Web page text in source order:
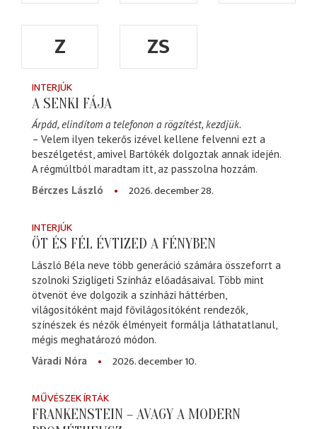
Z
ZS
INTERJÚK
A SENKI FÁJA
Árpád, elindítom a telefonon a rögzítést, kezdjük.
– Velem ilyen tekerős izével kellene felvenni ezt a
beszélgetést, amivel Bartókék dolgoztak annak idején.
A régmúltból maradtam itt, az passzolna hozzám.
Bérczes László
2026. december 28.
INTERJÚK
ÖT ÉS FÉL ÉVTIZED A FÉNYBEN
László Béla neve több generáció számára összeforrt a
szolnoki Szigligeti Színház előadásaival. Több mint
ötvenöt éve dolgozik a színházi háttérben,
világosítóként majd fővilágosítóként rendezők,
színészek és nézők élményeit formálja láthatatlanul,
mégis meghatározó módon.
Váradi Nóra
2026. december 10.
MŰVÉSZEK ÍRTÁK
FRANKENSTEIN – AVAGY A MODERN